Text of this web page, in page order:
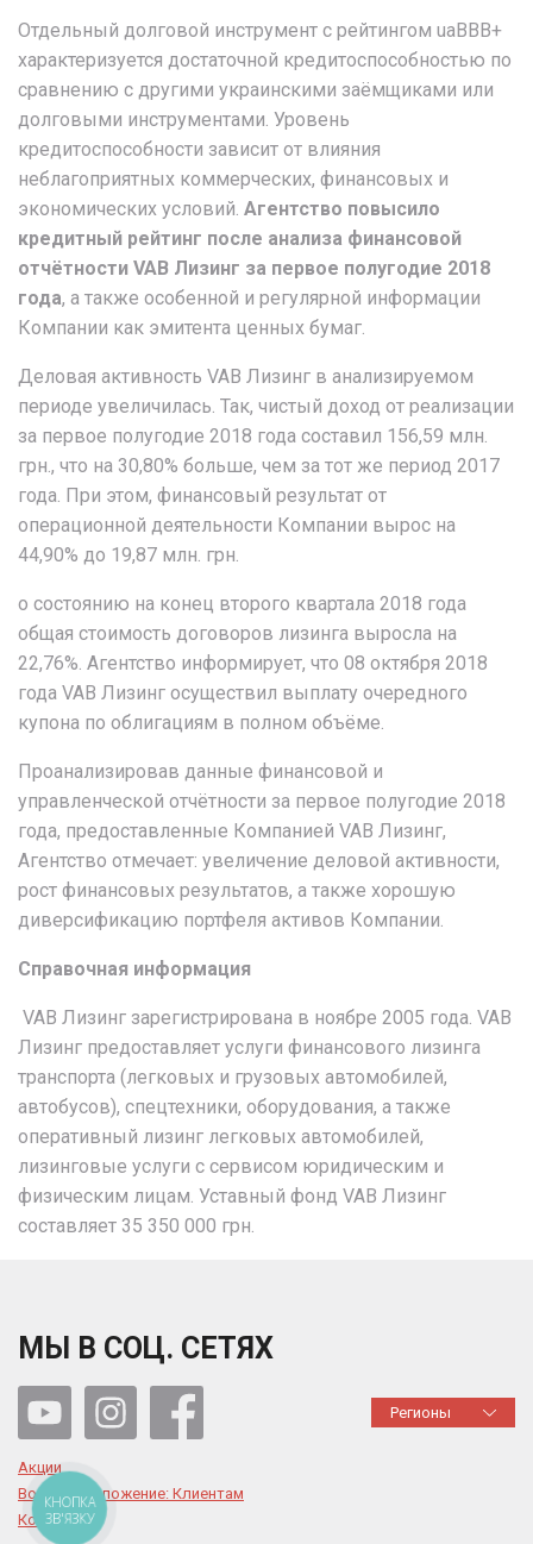
Отдельный долговой инструмент с рейтингом uaBBB+
характеризуется достаточной кредитоспособностью по
сравнению с другими украинскими заёмщиками или
долговыми инструментами. Уровень
кредитоспособности зависит от влияния
неблагоприятных коммерческих, финансовых и
экономических условий. Агентство повысило
кредитный рейтинг после анализа финансовой
отчётности VAB Лизинг за первое полугодие 2018
года, а также особенной и регулярной информации
Компании как эмитента ценных бумаг.
Деловая активность VAB Лизинг в анализируемом
периоде увеличилась. Так, чистый доход от реализации
за первое полугодие 2018 года составил 156,59 млн.
грн., что на 30,80% больше, чем за тот же период 2017
года. При этом, финансовый результат от
операционной деятельности Компании вырос на
44,90% до 19,87 млн. грн.
о состоянию на конец второго квартала 2018 года
общая стоимость договоров лизинга выросла на
22,76%. Агентство информирует, что 08 октября 2018
года VAB Лизинг осуществил выплату очередного
купона по облигациям в полном объёме.
Проанализировав данные финансовой и
управленческой отчётности за первое полугодие 2018
года, предоставленные Компанией VAB Лизинг,
Агентство отмечает: увеличение деловой активности,
рост финансовых результатов, а также хорошую
диверсификацию портфеля активов Компании.
Справочная информация
VAB Лизинг зарегистрирована в ноябре 2005 года. VAB
Лизинг предоставляет услуги финансового лизинга
транспорта (легковых и грузовых автомобилей,
автобусов), спецтехники, оборудования, а также
оперативный лизинг легковых автомобилей,
лизинговые услуги с сервисом юридическим и
физическим лицам. Уставный фонд VAB Лизинг
составляет 35 350 000 грн.
МЫ В СОЦ. СЕТЯХ
Регионы
Акции
Военное положение: Клиентам
Контакты
КНОПКА
ЗВ'ЯЗКУ